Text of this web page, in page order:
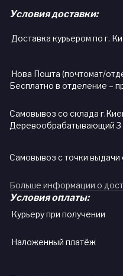
Условия доставки:
Доставка курьером по г.
Нова Пошта (почтомат/
Бесплатно в отделение –
Самовывоз со склада
Деревообрабатывающий 3
Самовывоз с точки выдачи
Больше информации о
Условия оплаты:
Курьеру при получении
Наложенный платёж